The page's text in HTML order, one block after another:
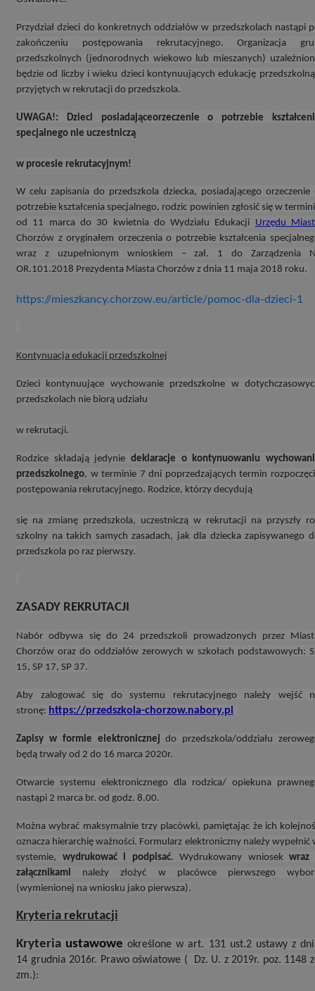
Przydział dzieci do konkretnych oddziałów w przedszkolach nastąpi
zakończeniu postępowania rekrutacyjnego. Organizacja
przedszkolnych (jednorodnych wiekowo lub mieszanych)
będzie od liczby i wieku dzieci kontynuujących edukację
przyjętych w rekrutacji do przedszkola.
UWAGA!: Dzieci posiadająceorzeczenie o potrzebie
specjalnego nie uczestniczą
w procesie rekrutacyjnym!
W celu zapisania do przedszkola dziecka, posiadającego orzeczenie
potrzebie kształcenia specjalnego, rodzic powinien zgłosić się w
od 11 marca do 30 kwietnia do Wydziału Edukacji Urzędu
Chorzów z oryginałem orzeczenia o potrzebie kształcenia
wraz z uzupełnionym wnioskiem – zał. 1 do Zarządzenia
OR.101.2018 Prezydenta Miasta Chorzów z dnia 11 maja 2018 roku.
https://mieszkancy.chorzow.eu/article/pomoc-dla-dzieci-1
Kontynuacja edukacji przedszkolnej
Dzieci kontynuujące wychowanie przedszkolne w
przedszkolach nie biorą udziału
w rekrutacji.
Rodzice składają jedynie deklaracje o kontynuowaniu
przedszkolnego, w terminie 7 dni poprzedzających termin
postępowania rekrutacyjnego. Rodzice, którzy decydują
się na zmianę przedszkola, uczestniczą w rekrutacji na przyszły
szkolny na takich samych zasadach, jak dla dziecka zapisywanego
przedszkola po raz pierwszy.
ZASADY REKRUTACJI
Nabór odbywa się do 24 przedszkoli prowadzonych przez
Chorzów oraz do oddziałów zerowych w szkołach podstawowych:
15, SP 17, SP 37.
Aby zalogować się do systemu rekrutacyjnego należy wejść
stronę: https://przedszkola-chorzow.nabory.pl
Zapisy w formie elektronicznej do przedszkola/oddziału
będą trwały od 2 do 16 marca 2020r.
Otwarcie systemu elektronicznego dla rodzica/ opiekuna
nastąpi 2 marca br. od godz. 8.00.
Można wybrać maksymalnie trzy placówki, pamiętając że ich
oznacza hierarchię ważności. Formularz elektroniczny należy wypełnić
systemie, wydrukować i podpisać. Wydrukowany wniosekwraz
załącznikami należy złożyć w placówce pierwszego
(wymienionej na wniosku jako pierwsza).
Kryteria rekrutacji
Kryteria ustawowe określone w art. 131 ust.2 ustawy z
14 grudnia 2016r. Prawo oświatowe ( Dz. U. z 2019r. poz. 1148
zm.):